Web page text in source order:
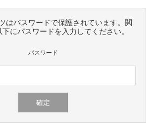
はパスワードで保護されています。閲
にパスワードを入力してください。
パスワード